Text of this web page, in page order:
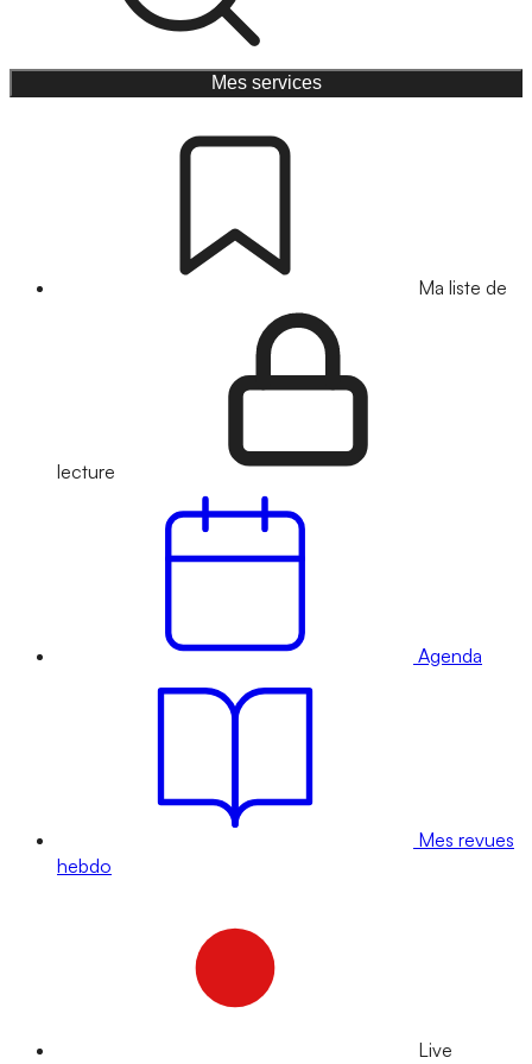
Mes services
Ma liste de
lecture
Agenda
Mes revues
hebdo
Live